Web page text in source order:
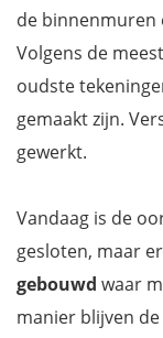
de binnenmuren
Volgens de
oudste
gemaaktzijn.
gewerkt.
Vandaag is de
gesloten, maar
gebouwd waar
manier blijven